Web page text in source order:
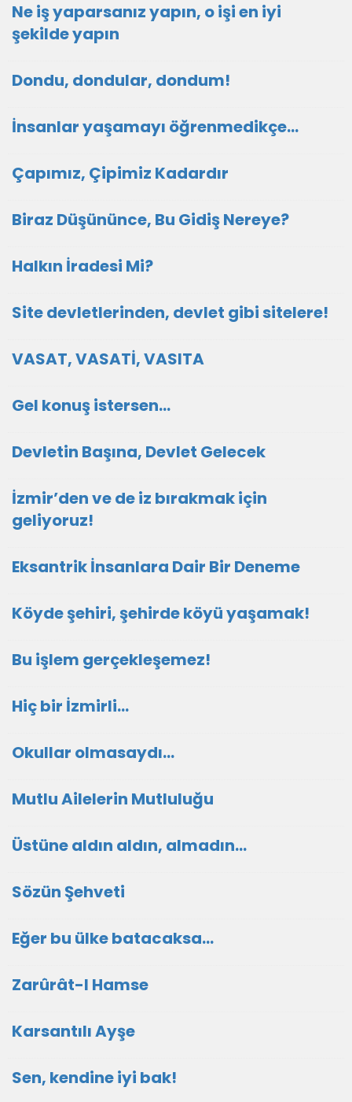
Ne iş yaparsanız yapın, o işi en iyi
şekilde yapın
Dondu, dondular, dondum!
İnsanlar yaşamayı öğrenmedikçe...
Çapımız, Çipimiz Kadardır
Biraz Düşününce, Bu Gidiş Nereye?
Halkın İradesi Mi?
Site devletlerinden, devlet gibi sitelere!
VASAT, VASATİ, VASITA
Gel konuş istersen...
Devletin Başına, Devlet Gelecek
İzmir’den ve de iz bırakmak için
geliyoruz!
Eksantrik İnsanlara Dair Bir Deneme
Köyde şehiri, şehirde köyü yaşamak!
Bu işlem gerçekleşemez!
Hiç bir İzmirli...
Okullar olmasaydı...
Mutlu Ailelerin Mutluluğu
Üstüne aldın aldın, almadın...
Sözün Şehveti
Eğer bu ülke batacaksa...
Zarûrât-I Hamse
Karsantılı Ayşe
Sen, kendine iyi bak!